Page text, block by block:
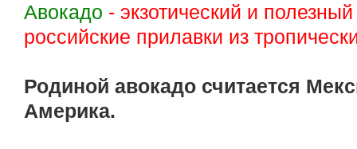
Авокадо - экзотический и
российские прилавки из
Родиной авокадо считается
Америка.